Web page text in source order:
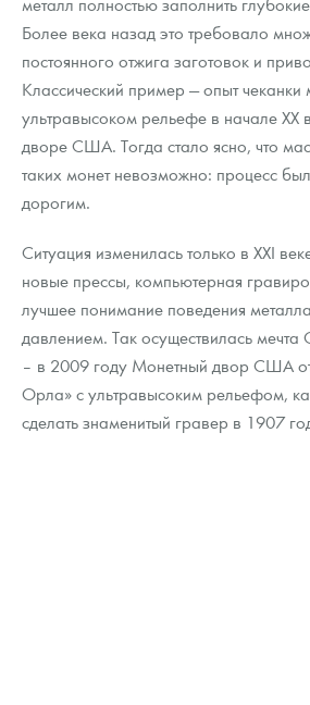
Более века назад это требовало
постоянного отжига заготовок и
Классический пример — опыт чеканки
ультравысоком рельефе в начале
дворе США. Тогда стало ясно, что
таких монет невозможно: процесс
дорогим.
Ситуация изменилась только в XXI
новые прессы, компьютерная
лучшее понимание поведения
давлением. Так осуществилась мечта
– в 2009 году Монетный двор США
Орла» с ультравысоким рельефом,
сделать знаменитый гравер в 1907